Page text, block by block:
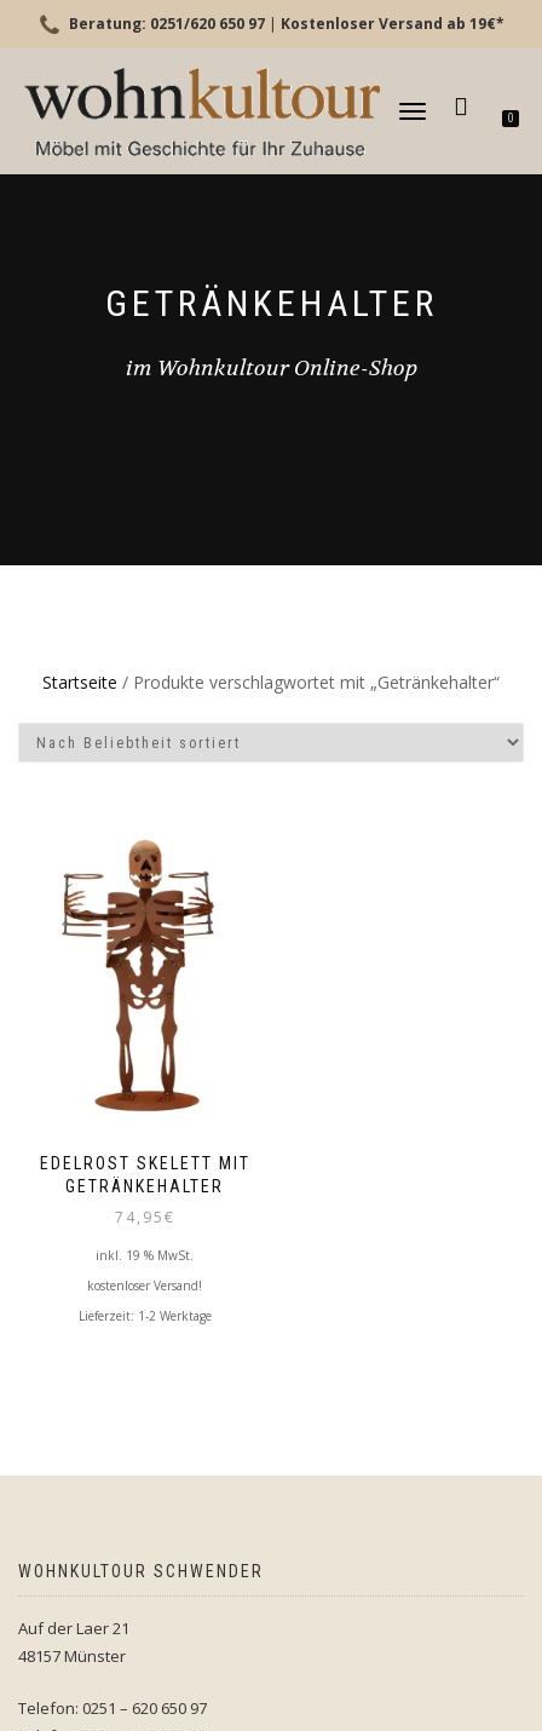
Beratung: 0251/620 650 97 | Kostenloser Versand ab 19€*
TOGGLE
0
GETRÄNKEHALTER
im Wohnkultour Online-Shop
Startseite / Produkte verschlagwortet mit „Getränkehalter“
EDELROST SKELETT MIT
GETRÄNKEHALTER
74,95€
inkl. 19 % MwSt.
kostenloser Versand!
Lieferzeit: 1-2 Werktage
WOHNKULTOUR SCHWENDER
Auf der Laer 21
48157 Münster
Telefon: 0251 – 620 650 97